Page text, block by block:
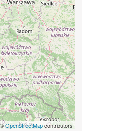
OpenStreetMapcontributors